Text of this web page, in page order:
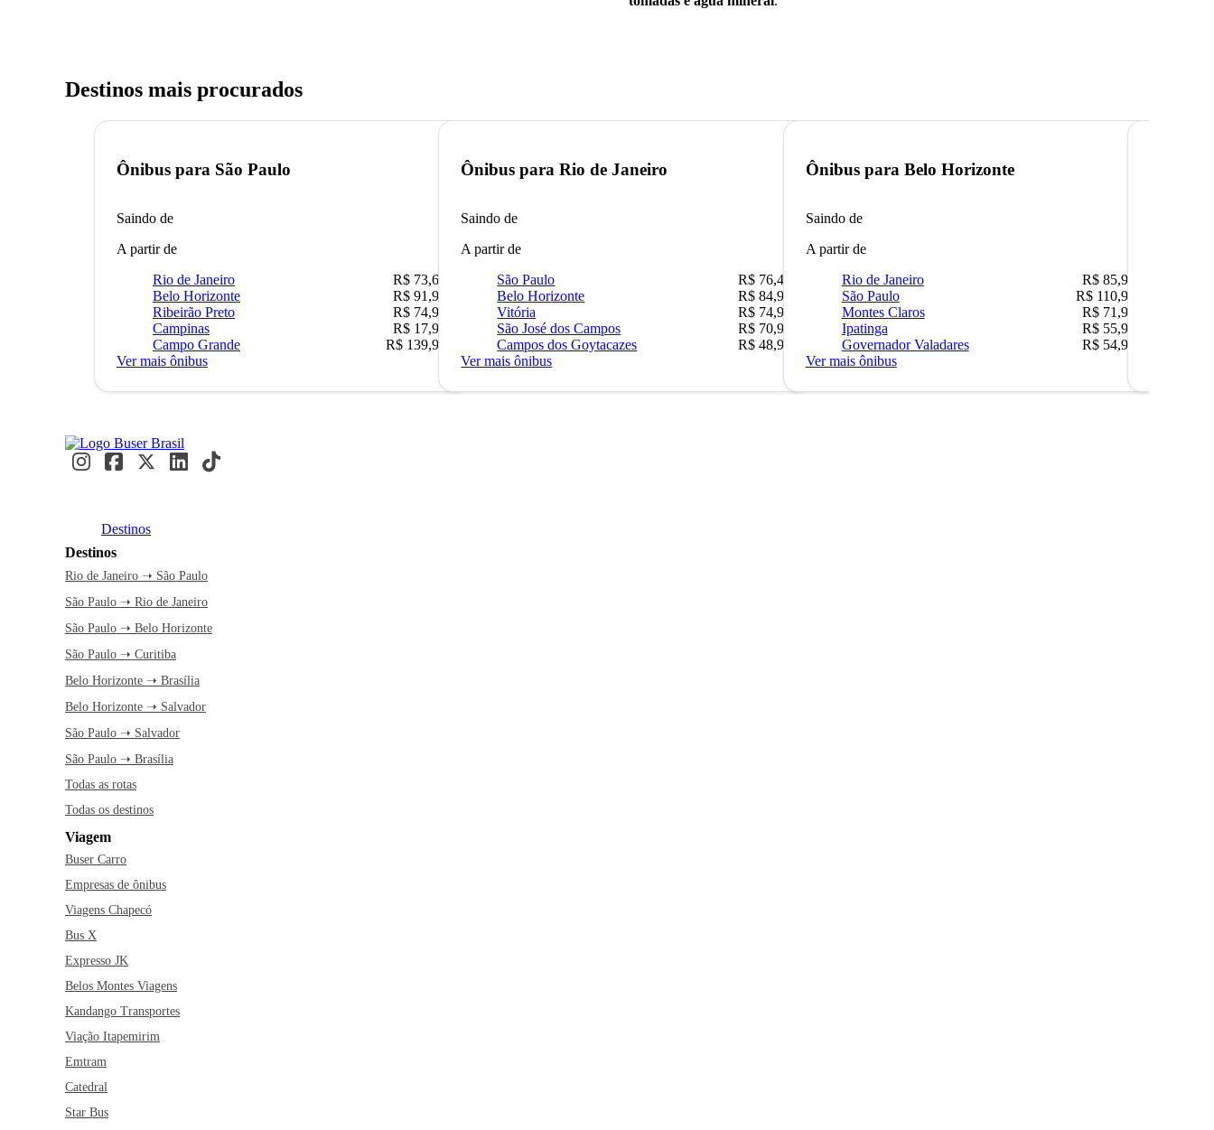
Destinos
Destinos mais procurados
Ônibus para São Paulo
Saindo de
A partir de
Rio de Janeiro
R$ 73,68
Belo Horizonte
R$ 91,90
Ribeirão Preto
R$ 74,90
Campinas
R$ 17,90
Campo Grande
R$ 139,90
Ver mais ônibus
Ônibus paraRio de Janeiro
Saindo de
A partir de
São Paulo
R$ 76,42
Belo Horizonte
R$ 84,90
Vitória
R$ 74,90
São José dos Campos
R$ 70,90
Campos dos Goytacazes
R$ 48,90
Ver mais ônibus
Ônibus para Belo Horizonte
Saindo de
A partir de
Rio de Janeiro
R$ 85,90
São Paulo
R$ 110,90
Montes Claros
R$ 71,90
Ipatinga
R$ 55,90
Governador Valadares
R$ 54,90
Ver mais ônibus
Destinos
Rio de Janeiro ➝ São Paulo
São Paulo ➝ Rio de Janeiro
São Paulo ➝ Belo Horizonte
São Paulo ➝ Curitiba
Belo Horizonte ➝ Brasília
Belo Horizonte ➝ Salvador
São Paulo ➝ Salvador
São Paulo ➝ Brasília
Todas as rotas
Todas os destinos
Viagem
Buser Carro
Empresas de ônibus
Viagens Chapecó
Bus X
Expresso JK
Belos Montes Viagens
Kandango Transportes
Viação Itapemirim
Emtram
Catedral
Star Bus